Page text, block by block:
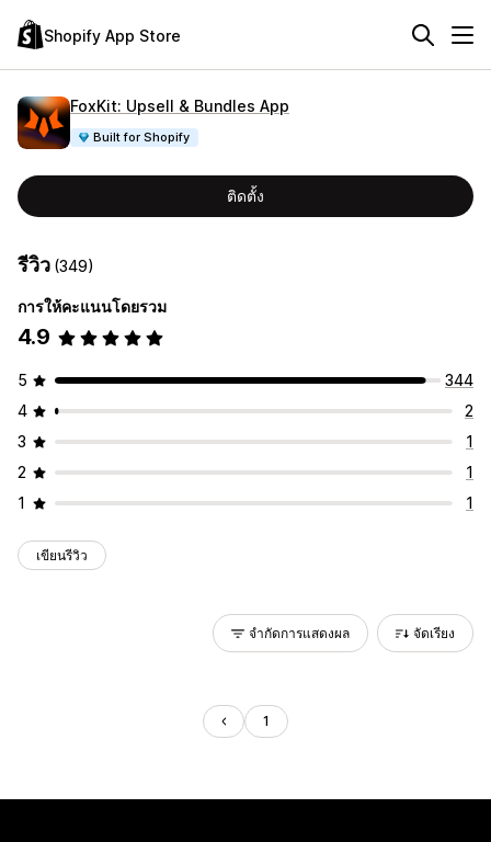
Shopify App Store
FoxKit: Upsell & Bundles App
Built for Shopify
ติดตั้ง
รีวิว (349)
การให้คะแนนโดยรวม
4.9
5
344
4
2
3
1
2
1
1
1
เขียนรีวิว
จำกัดการแสดงผล จัดเรียง
1